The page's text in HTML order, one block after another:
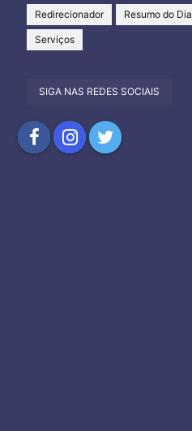
Redirecionador Resumo do Dia
Serviços
SIGA NAS REDES SOCIAIS